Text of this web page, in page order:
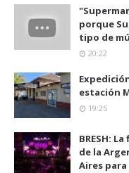
porque
tipo de
20:22
estación
19:25
BRESH:
de la
Aires